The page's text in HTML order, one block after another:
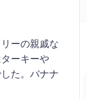
ーの親戚な
ーキーや
た。バナナ